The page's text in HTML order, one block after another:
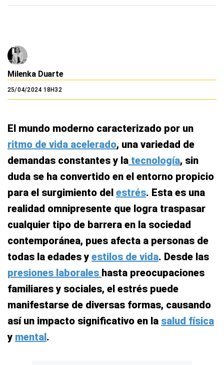
Milenka Duarte
25/04/2024 18H32
El mundo moderno caracterizado por un
ritmo de vida acelerado, una variedad de
demandas constantes y la tecnología, sin
duda se ha convertido en el entorno propicio
para el surgimiento del estrés. Esta es una
realidad omnipresente que logra traspasar
cualquier tipo de barrera en la sociedad
contemporánea, pues afecta a personas de
todas la edades y estilos de vida. Desde las
presiones laborales hasta preocupaciones
familiares y sociales, el estrés puede
manifestarse de diversas formas, causando
así un impacto significativo en la salud física
y mental.